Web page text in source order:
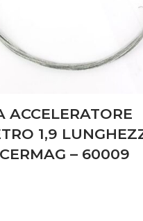
ACCELERATORE
1,9
– 60009